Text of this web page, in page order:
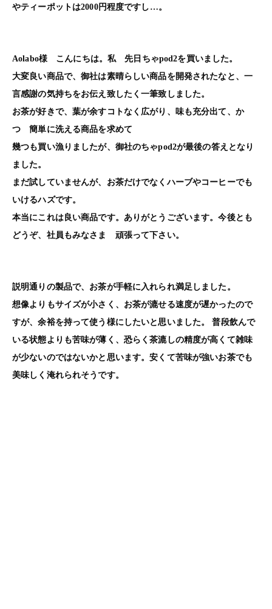
やティーポットは2000円程度ですし…。
Aolabo様 こんにちは。私 先日ちゃpod2を買いました。
大変良い商品で、御社は素晴らしい商品を開発されたなと、一
言感謝の気持ちをお伝え致したく一筆致しました。
お茶が好きで、葉が余すコトなく広がり、味も充分出て、か
つ 簡単に洗える商品を求めて
幾つも買い漁りましたが、御社のちゃpod2が最後の答えとなり
ました。
まだ試していませんが、お茶だけでなくハーブやコーヒーでも
いけるハズです。
本当にこれは良い商品です。ありがとうございます。今後とも
どうぞ、社員もみなさま 頑張って下さい。
説明通りの製品で、お茶が手軽に入れられ満足しました。
想像よりもサイズが小さく、お茶が漉せる速度が遅かったので
すが、余裕を持って使う様にしたいと思いました。 普段飲んで
いる状態よりも苦味が薄く、恐らく茶漉しの精度が高くて雑味
が少ないのではないかと思います。安くて苦味が強いお茶でも
美味しく淹れられそうです。